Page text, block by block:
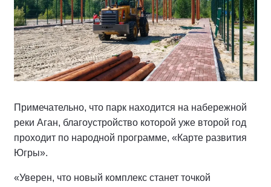
Примечательно, что парк находится на набережной
реки Аган, благоустройство которой уже второй год
проходит по народной программе, «Карте развития
Югры».
«Уверен, что новый комплекс станет точкой